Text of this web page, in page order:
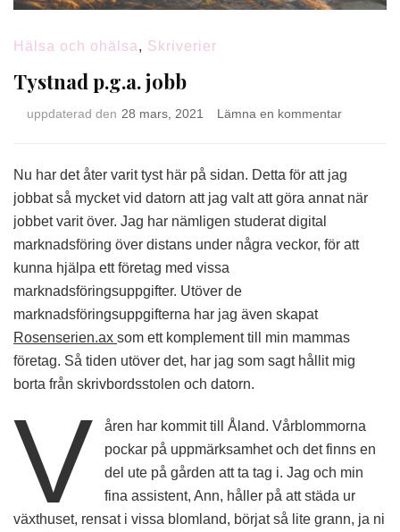
Hälsa och ohälsa, Skriverier
Tystnad p.g.a. jobb
uppdaterad den 28 mars, 2021 Lämna en kommentarpå
jobb
Nu har det åter varit tyst här på sidan. Detta för att jag
jobbat så mycket vid datorn att jag valt att göra annat när
jobbet varit över. Jag har nämligen studerat digital
marknadsföring över distans under några veckor, för att
kunna hjälpa ett företag med vissa
marknadsföringsuppgifter. Utöver de
marknadsföringsuppgifterna har jag även skapat
Rosenserien.ax som ett komplement till min mammas
företag. Så tiden utöver det, har jag som sagt hållit mig
borta från skrivbordsstolen och datorn.
V
åren har kommit till Åland. Vårblommorna
pockar på uppmärksamhet och det finns en
del ute på gården att ta tag i. Jag och min
fina assistent, Ann, håller på att städa ur
växthuset, rensat i vissa blomland, börjat så lite grann, ja ni